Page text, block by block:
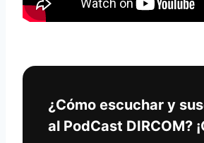
¿Cómo escuchar y
al PodCast DIRCOM?